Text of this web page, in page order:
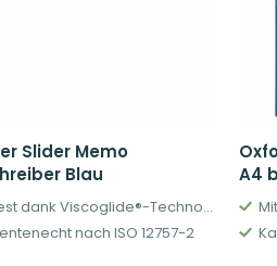
Slider Memo
Blau
Wischfest dank Viscoglide®-Technologie
nach ISO 12757-2
A4